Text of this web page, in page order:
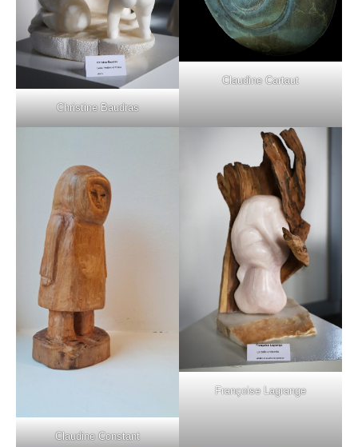
Christine Baudras
Claudine Cartaut
Claudine Constant
Françoise Lagrange